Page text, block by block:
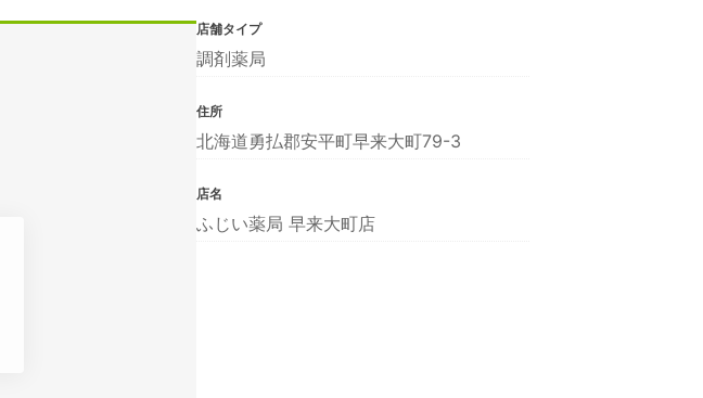
店舗タイプ
調剤薬局
住所
北海道勇払郡安平町早来大町79-3
店名
ふじい薬局 早来大町店